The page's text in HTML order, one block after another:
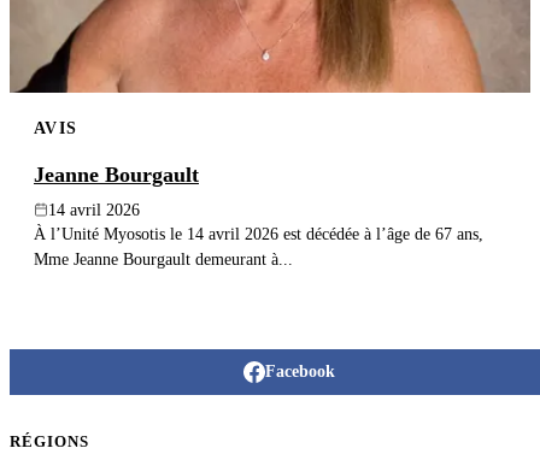
AVIS
Jeanne Bourgault
14 avril 2026
À l’Unité Myosotis le 14 avril 2026 est décédée à l’âge de 67 ans,
Mme Jeanne Bourgault demeurant à...
Facebook
RÉGIONS